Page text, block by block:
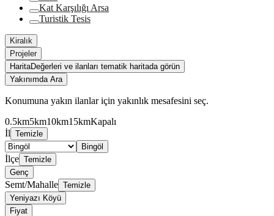
Kat Karşılığı Arsa
Turistik Tesis
Kiralık
Projeler
HaritaDeğerleri ve ilanları tematik haritada görün
Yakınımda Ara
Konumuna yakın ilanlar için yakınlık mesafesini seç.
0.5km5km10km15kmKapalı
İl Temizle
Bingöl
İlçe Temizle
Genç
Semt/Mahalle Temizle
Yeniyazı Köyü
Fiyat